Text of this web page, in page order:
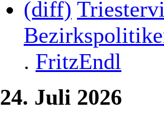
(diff)
. FritzEndl
24. Juli 2026